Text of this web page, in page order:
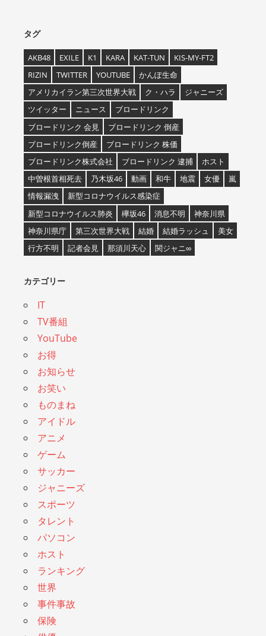
タグ
AKB48 EXILE K1 KARA KAT-TUN
KIS-MY-FT2
RIZIN
TWITTER YOUTUBE
かんぽ生命
アメリカイラン第三次世界大戦
ク・ハラ
ジャニーズ
ツイッター
ニュース
ブロードリンク
ブロードリンク 会見
ブロードリンク 倒産
ブロードリンク倒産
ブロードリンク 株価
ブロードリンク株式会社
ブロードリンク 逮捕
ホスト
中曽根首相死去
乃木坂46 動画 和牛 地震 女優
嵐
情報漏洩
新型コロナウイルス感染症
新型コロナウイルス肺炎
欅坂46 消息不明
神奈川県
神奈川県庁
第三次世界大戦 結婚 結婚ラッシュ
美女
行方不明
記者会見 那須川天心 関ジャニ∞
カテゴリー
IT
TV番組
YouTube
お得
お知らせ
お笑い
ものまね
アイドル
アニメ
ゲーム
サッカー
ジャニーズ
スポーツ
タレント
パソコン
ホスト
ランキング
世界
事件事故
保険